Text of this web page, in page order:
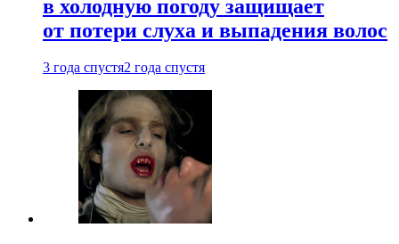
в холодную погоду защищает
от потери слуха и выпадения волос
3 года спустя2 года спустя